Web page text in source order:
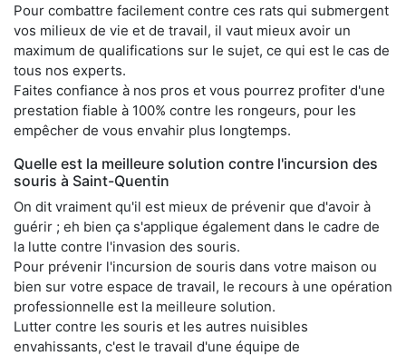
Pour combattre facilement contre ces rats qui submergent
vos milieux de vie et de travail, il vaut mieux avoir un
maximum de qualifications sur le sujet, ce qui est le cas de
tous nos experts.
Faites confiance à nos pros et vous pourrez profiter d'une
prestation fiable à 100% contre les rongeurs, pour les
empêcher de vous envahir plus longtemps.
Quelle est la meilleure solution contre l'incursion des
souris à Saint-Quentin
On dit vraiment qu'il est mieux de prévenir que d'avoir à
guérir ; eh bien ça s'applique également dans le cadre de
la lutte contre l'invasion des souris.
Pour prévenir l'incursion de souris dans votre maison ou
bien sur votre espace de travail, le recours à une opération
professionnelle est la meilleure solution.
Lutter contre les souris et les autres nuisibles
envahissants, c'est le travail d'une équipe de